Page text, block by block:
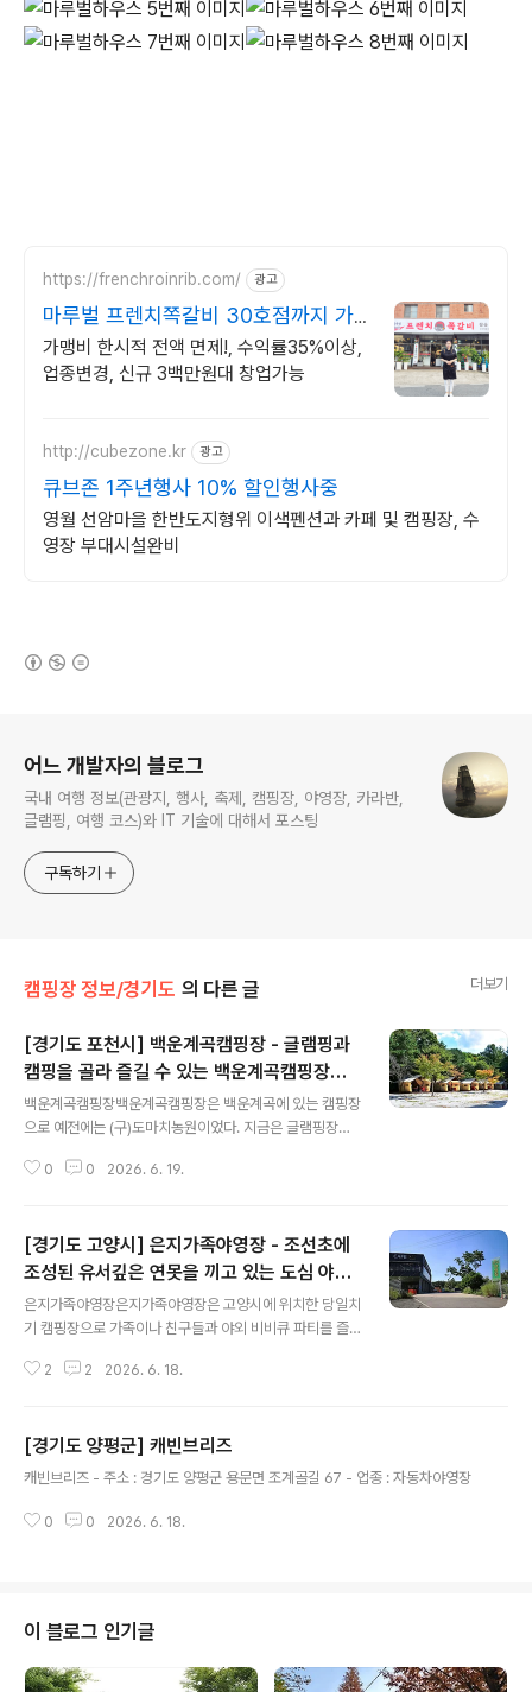
https://frenchroinrib.com/ 광고
마루벌 프렌치쪽갈비 30호점까지 가
맹비 면제
가맹비 한시적 전액 면제!, 수익률35%이상,
업종변경, 신규 3백만원대 창업가능
http://cubezone.kr 광고
큐브존 1주년행사 10% 할인행사중
영월 선암마을 한반도지형위 이색펜션과 카페 및 캠핑장, 수
영장 부대시설완비
어느 개발자의 블로그
국내 여행 정보(관광지, 행사, 축제, 캠핑장, 야영장, 카라반,
글램핑, 여행 코스)와 IT 기술에 대해서 포스팅
구독하기
캠핑장 정보/경기도 의 다른 글 더보기
[경기도 포천시] 백운계곡캠핑장 - 글램핑과
캠핑을 골라 즐길 수 있는 백운계곡캠핑장에
서 여유 있는 캠핑을!
백운계곡캠핑장백운계곡캠핑장은 백운계곡에 있는 캠핑장
으로 예전에는 (구)도마치농원이었다. 지금은 글램핑장과
개별 데크에서 바비큐가 가능하고 커플동, 패밀리동, 프리
는 점이다. 캠핑장은 데크 사이트가 다른 캠핑장에 비해서
넓어 여유 있는 공간에서 캠핑을 할 수 있다. 주차장이 넓어
이용객이 많더라도 주차 걱정이 없고 숙박 및 캠핑고객님
들께는 계곡 바로 옆 방갈로가 제공된다는 장점이 있다. 또
한 소나무가 우거져 그늘이 곳곳에 많다. 백운계곡은 폭이
넓고 상류에서 내려오는 깨끗하고 시원한 물로 피서를 즐
0 0 2026. 6. 19.
[경기도 고양시] 은지가족야영장 - 조선초에
조성된 유서깊은 연못을 끼고 있는 도심 야영
장
은지가족야영장은지가족야영장은 고양시에 위치한 당일치
기 캠핑장으로 가족이나 친구들과 야외 비비큐 파티를 즐
요일과 공휴일에만 운영하며, 예전에 낚시터였던 곳으로
오는 것이 좋다. 숯은 1회 제공되며, 숯 추가나 불판은 별도
로 구입해야 한다. 불편한 잠자리는 피하고 캠핑의 먹고 마
소 : 경기도 고양시 덕양구 흥도로 281-1 (도내동) - 전화 :
2 2 2026. 6. 18.
[경기도 양평군] 캐빈브리즈
캐빈브리즈 - 주소 : 경기도 양평군 용문면 조계골길 67 - 업종 : 자동차야영장
0 0 2026. 6. 18.
이 블로그 인기글